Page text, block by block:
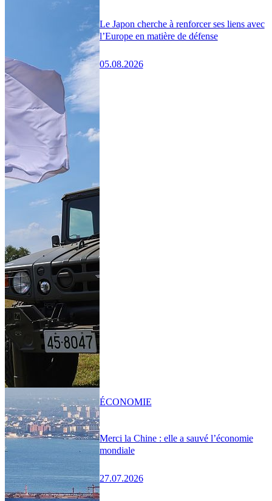
Le Japon cherche à renforcer ses liens avec
l’Europe en matière de défense
05.08.2026
Merci la Chine : elle a sauvé l’économie
mondiale
27.07.2026
ÉCONOMIE